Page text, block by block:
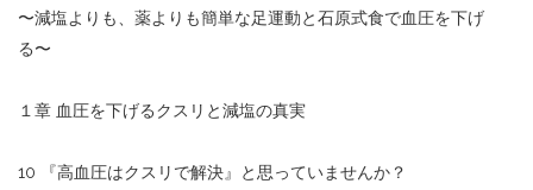
〜減塩よりも、薬よりも簡単な足運動と石原式食で血圧を下げ
る〜
１章 血圧を下げるクスリと減塩の真実
10 『高血圧はクスリで解決』と思っていませんか？